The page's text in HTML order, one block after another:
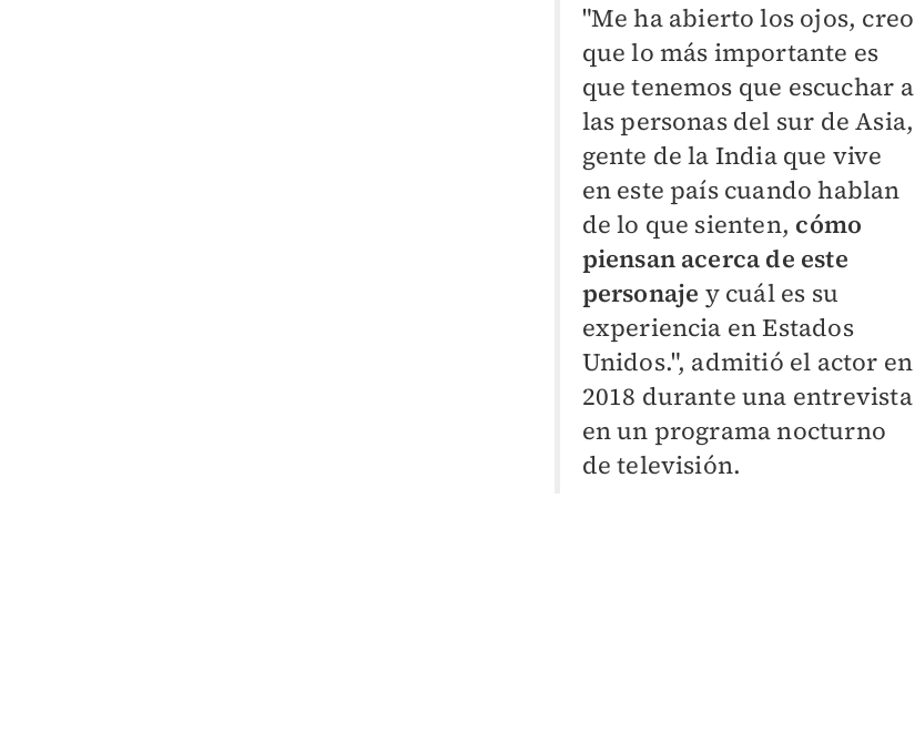
"Me ha abierto los ojos, creo
que lo más importante es
que tenemos que escuchar a
las personas del sur de Asia,
gente de la India que vive
en este país cuando hablan
de lo que sienten, cómo
piensan acerca de este
personaje y cuál es su
experiencia en Estados
Unidos.", admitió el actor en
2018 durante una entrevista
en un programa nocturno
de televisión.